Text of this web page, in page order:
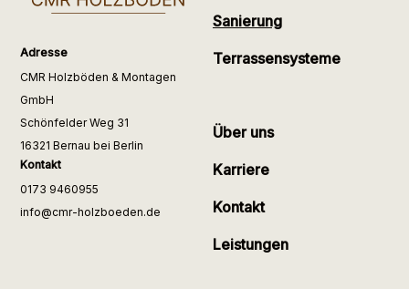
Adresse
CMR Holzböden & Montagen
GmbH
Schönfelder Weg 31
16321 Bernau bei Berlin
Kontakt
0173 9460955
info@cmr-holzboeden.de
Sanierung
Terrassensysteme
Über uns
Karriere
Kontakt
Leistungen